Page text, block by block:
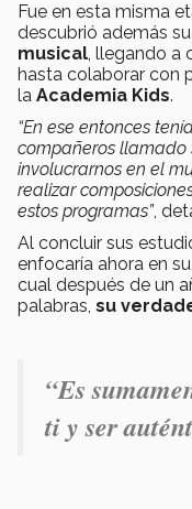
Fue en esta misma
descubrió además
musical, llegando a
hasta colaborar con
la Academia Kids.
“En ese entonces tenía
compañeros llamado
involucrarnos en el
realizar
estos programas”,
Al concluir sus
enfocaría ahora en
cual después de un
palabras, su
“Es
ti y ser